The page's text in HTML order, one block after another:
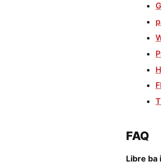
FAQ
Libre ba